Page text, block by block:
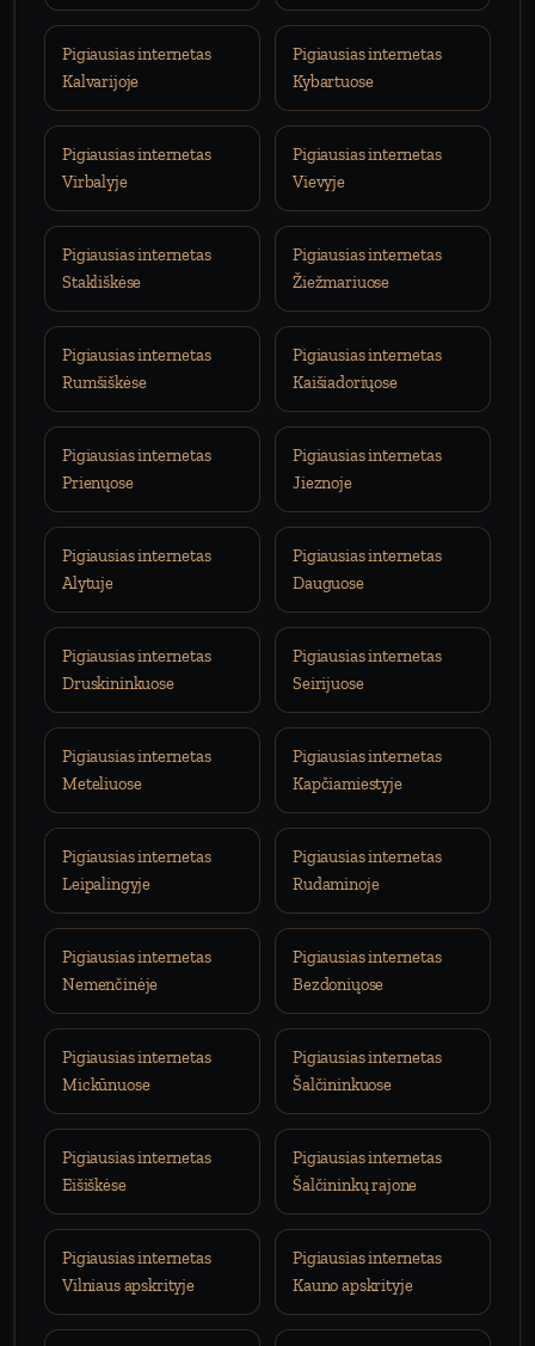
Pigiausias internetas
Kalvarijoje
Pigiausias internetas
Kybartuose
Pigiausias internetas
Virbalyje
Pigiausias internetas
Vievyje
Pigiausias internetas
Stakliškėse
Pigiausias internetas
Žiežmariuose
Pigiausias internetas
Rumšiškėse
Pigiausias internetas
Kaišiadoriųose
Pigiausias internetas
Prienųose
Pigiausias internetas
Jieznoje
Pigiausias internetas
Alytuje
Pigiausias internetas
Dauguose
Pigiausias internetas
Druskininkuose
Pigiausias internetas
Seirijuose
Pigiausias internetas
Meteliuose
Pigiausias internetas
Kapčiamiestyje
Pigiausias internetas
Leipalingyje
Pigiausias internetas
Rudaminoje
Pigiausias internetas
Nemenčinėje
Pigiausias internetas
Bezdoniųose
Pigiausias internetas
Mickūnuose
Pigiausias internetas
Šalčininkuose
Pigiausias internetas
Eišiškėse
Pigiausias internetas
Šalčininkų rajone
Pigiausias internetas
Vilniaus apskrityje
Pigiausias internetas
Kauno apskrityje